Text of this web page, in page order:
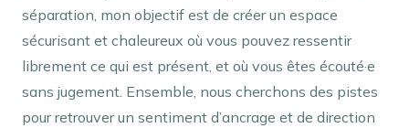
séparation, mon objectif est de créer un espace
sécurisant et chaleureux où vous pouvez ressentir
librement ce qui est présent, et où vous êtes écouté·e
sans jugement. Ensemble, nous cherchons des pistes
pour retrouver un sentiment d’ancrage et de direction